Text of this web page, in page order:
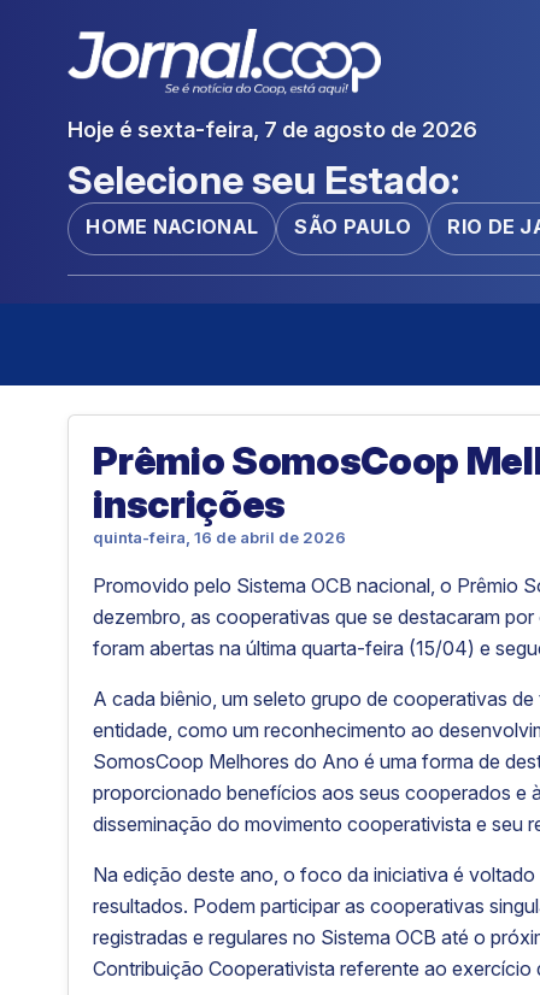
Hoje é sexta-feira, 7 de agosto de 2026
Selecione seu Estado:
HOME NACIONAL SÃO PAULO RIO DE
Prêmio SomosCoop
inscrições
quinta-feira, 16 de abril de 2026
Promovido pelo Sistema OCB nacional, o Prêmio
dezembro, as cooperativas que se destacaram
foram abertas na última quarta-feira (15/04) e
A cada biênio, um seleto grupo de cooperativas
entidade, como um reconhecimento ao
SomosCoop Melhores do Ano é uma forma de
proporcionado benefícios aos seus cooperados e
disseminação do movimento cooperativista e seu
Na edição deste ano, o foco da iniciativa é
resultados. Podem participar as cooperativas
registradas e regulares no Sistema OCB até o
Contribuição Cooperativista referente ao exercício